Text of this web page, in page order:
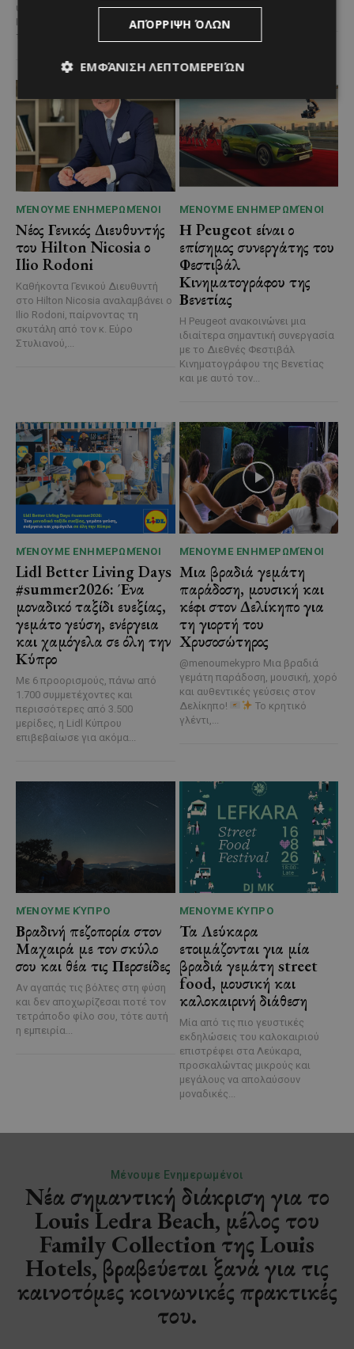
υπαίθρια πισίνα στον Άγιο
Ιωάννη Πιτσιλιάς ολοκλήρωσε
τις...
αλλάζουν τον τρόπο που...
ΜΈΝΟΥΜΕ ΕΝΗΜΕΡΩΜΈΝΟΙ
Νέος Γενικός Διευθυντής
του Hilton Nicosia ο
Ilio Rodoni
Καθήκοντα Γενικού Διευθυντή
στο Hilton Nicosia αναλαμβάνει ο
Ilio Rodoni, παίρνοντας τη
σκυτάλη από τον κ. Εύρο
Στυλιανού,...
ΜΈΝΟΥΜΕ ΕΝΗΜΕΡΩΜΈΝΟΙ
Η Peugeot είναι ο
επίσημος συνεργάτης του
Φεστιβάλ
Κινηματογράφου της
Βενετίας
Η Peugeot ανακοινώνει μια
ιδιαίτερα σημαντική συνεργασία
με το Διεθνές Φεστιβάλ
Κινηματογράφου της Βενετίας
και με αυτό τον...
ΜΈΝΟΥΜΕ ΕΝΗΜΕΡΩΜΈΝΟΙ
Lidl Better Living Days
#summer2026: Ένα
μοναδικό ταξίδι ευεξίας,
γεμάτο γεύση, ενέργεια
και χαμόγελα σε όλη την
Κύπρο
Με 6 προορισμούς, πάνω από
1.700 συμμετέχοντες και
περισσότερες από 3.500
μερίδες, η Lidl Κύπρου
επιβεβαίωσε για ακόμα...
ΜΈΝΟΥΜΕ ΕΝΗΜΕΡΩΜΈΝΟΙ
Μια βραδιά γεμάτη
παράδοση, μουσική και
κέφι στον Δελίκηπο για
τη γιορτή του
Χρυσοσώτηρος
@menoumekypro Μια βραδιά
γεμάτη παράδοση, μουσική, χορό
και αυθεντικές γεύσεις στον
Δελίκηπο!
Το κρητικό
γλέντι,...
ΜΈΝΟΥΜΕ ΚΎΠΡΟ
Βραδινή πεζοπορία στον
Μαχαιρά με τον σκύλο
σου και θέα τις Περσείδες
Αν αγαπάς τις βόλτες στη φύση
και δεν αποχωρίζεσαι ποτέ τον
τετράποδο φίλο σου, τότε αυτή
η εμπειρία...
ΜΈΝΟΥΜΕ ΚΎΠΡΟ
Τα Λεύκαρα
ετοιμάζονται για μία
βραδιά γεμάτη street
food, μουσική και
καλοκαιρινή διάθεση
Μία από τις πιο γευστικές
εκδηλώσεις του καλοκαιριού
επιστρέφει στα Λεύκαρα,
προσκαλώντας μικρούς και
μεγάλους να απολαύσουν
μοναδικές...
ΑΠΌΡΡΙΨΗ ΌΛΩΝ
ΕΜΦΆΝΙΣΗ ΛΕΠΤΟΜΕΡΕΙΏΝ